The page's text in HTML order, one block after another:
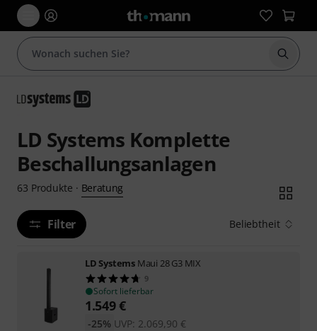
Suche
LD Systems Komplette
Beschallungsanlagen
63 Produkte · Beratung
Filter Beliebtheit
LD Systems Maui 28 G3 MIX
9
Sofort lieferbar
1.549€
UVP: 2.069,90 €
-25%